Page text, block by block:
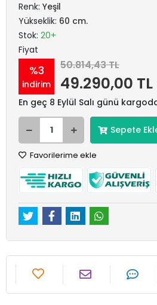
Renk: Yeşil
Yükseklik: 60 cm.
Stok: 20+
Fiyat
%3
indirim
50.814,43 TL
49.290,00 TL
En geç 8 Eylül Salı günü
Sepete
Favorilerime ekle